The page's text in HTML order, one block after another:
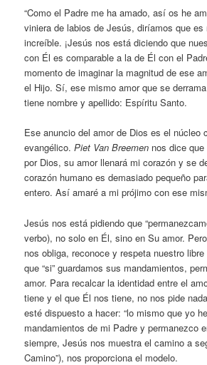
“Como el Padre me ha amado, así os he
viniera de labios de Jesús, diríamos que es
increíble. ¡Jesús nos está diciendo que
con Él es comparable a la de Él con el
momento de imaginar la magnitud de ese
el Hijo. Sí, ese mismo amor que se
tiene nombre y apellido: Espíritu Santo.
Ese anuncio del amor de Dios es el núcleo
evangélico.Piet Van Breemen nos dice
por Dios, su amor llenará mi corazón y se
corazón humano es demasiado pequeño
entero. Así amaré a mi prójimo con ese
Jesús nos está pidiendo que
verbo), no solo en Él, sino en Su amor.
nos obliga, reconoce y respeta nuestro
que “si” guardamos sus mandamientos,
amor. Para recalcar la identidad entre el
tiene y el que Él nos tiene, no nos pide
esté dispuesto a hacer: “lo mismo que yo
mandamientos de mi Padre y permanezco
siempre, Jesús nos muestra el camino a
Camino”), nos proporciona el modelo.